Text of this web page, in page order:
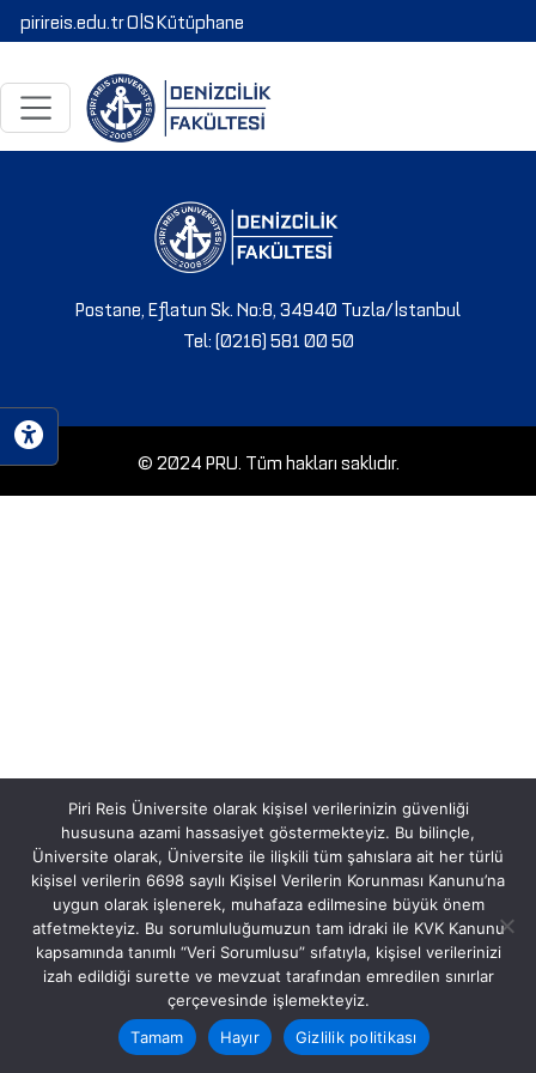
pirireis.edu.trOİSKütüphane
Postane, Eflatun Sk. No:8, 34940 Tuzla/İstanbul
Tel: (0216) 581 00 50
© 2024 PRU. Tüm hakları saklıdır.
Piri Reis Üniversite olarak kişisel verilerinizin güvenliği
hususuna azami hassasiyet göstermekteyiz. Bu bilinçle,
Üniversite olarak, Üniversite ile ilişkili tüm şahıslara ait her türlü
kişisel verilerin 6698 sayılı Kişisel Verilerin Korunması Kanunu’na
uygun olarak işlenerek, muhafaza edilmesine büyük önem
atfetmekteyiz. Bu sorumluluğumuzun tam idraki ile KVK Kanunu
kapsamında tanımlı “Veri Sorumlusu” sıfatıyla, kişisel verilerinizi
izah edildiği surette ve mevzuat tarafından emredilen sınırlar
çerçevesinde işlemekteyiz.
Tamam
Hayır Gizlilik politikası